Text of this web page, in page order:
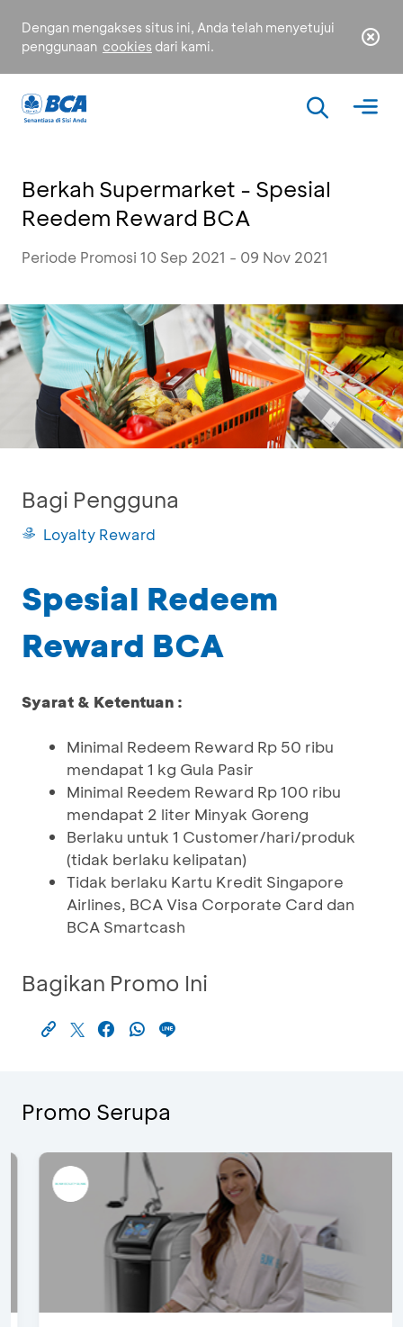
Dengan mengakses situs ini, Anda telah menyetujui
penggunaan cookies dari kami.
Berkah Supermarket - Spesial
Reedem Reward BCA
Periode Promosi 10 Sep 2021 - 09 Nov 2021
Bagi Pengguna
Loyalty Reward
Spesial Redeem
Reward BCA
Syarat & Ketentuan :
Minimal Redeem Reward Rp 50 ribu
mendapat 1 kg Gula Pasir
Minimal Reedem Reward Rp 100 ribu
mendapat 2 liter Minyak Goreng
Berlaku untuk 1 Customer/hari/produk
(tidak berlaku kelipatan)
Tidak berlaku Kartu Kredit Singapore
Airlines, BCA Visa Corporate Card dan
BCA Smartcash
Bagikan Promo Ini
Promo Serupa